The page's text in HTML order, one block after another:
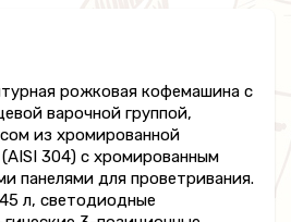
рожковая кофемашина с
варочной группой,
из хромированной
304) с хромированным
панелями для проветривания.
л, светодиодные